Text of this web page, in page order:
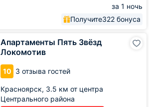
за 1 ночь
Получите322 бонуса
Апартаменты Пять Звёзд
Локомотив
10 3 отзыва гостей
Красноярск, 3.5 км от центра
Центрального района